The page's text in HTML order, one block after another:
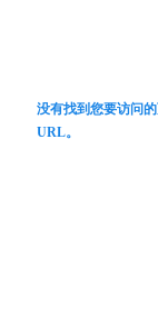
没有找到您要访问
URL。